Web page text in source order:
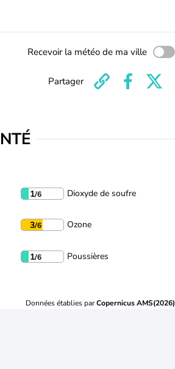
Recevoir la météo de ma ville
Partager
1/6 Dioxyde de soufre
3/6 Ozone
1/6 Poussières
Données établies parCopernicus AMS(2026)